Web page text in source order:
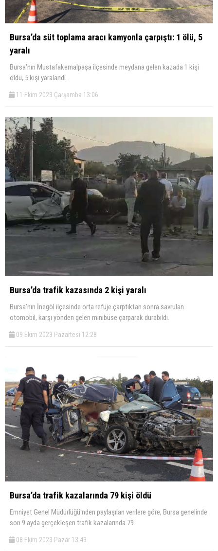
Bursa’da süt toplama aracı kamyonla çarpıştı: 1 ölü, 5
yaralı
Bursa'nın Mustafakemalpaşa ilçesinde meydana gelen kazada 1 kişi
öldü, 5 kişi yaralandı.
11 Ekim 2023 Çarşamba 13:06
Bursa’da trafik kazasında 2 kişi yaralı
Bursa’nın İnegöl ilçesinde orta refüje çarptıktan sonra savrulan
otomobil, karşı yönden gelen minibüse çarparak durabildi.
09 Ekim 2023 Pazartesi 12:28
Bursa’da trafik kazalarında 79 kişi öldü
Emniyet Genel Müdürlüğü'nden paylaşılan verilere göre, Bursa genelinde
son 9 ayda gerçekleşen trafik kazalarında 79
08 Ekim 2023 Pazar 13:43